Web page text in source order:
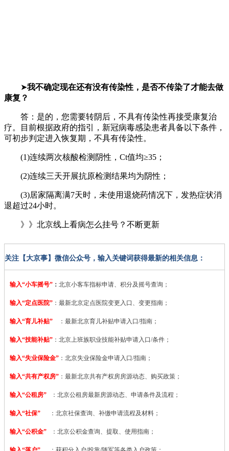
➤我不确定现在还有没有传染性，是否不传染了才能去做
康复？
答：是的，您需要转阴后，不具有传染性再接受康复治
疗。目前根据政府的指引，新冠病毒感染患者具备以下条件，
可初步判定进入恢复期，不具有传染性。
(1)连续两次核酸检测阴性，Ct值均≥35；
(2)连续三天开展抗原检测结果均为阴性；
(3)居家隔离满7天时，未使用退烧药情况下，发热症状消
退超过24小时。
》》北京线上看病怎么挂号？不断更新
关注【大京事】微信公众号，输入关键词获得最新的相关信息：
输入“小车摇号” ： 北京小客车指标申请、积分及摇号查询；
输入“定点医院” ： 最新北京定点医院变更入口、变更指南；
输入“育儿补贴” ：最新北京育儿补贴申请入口/指南；
输入“技能补贴” ： 北京上班族职业技能补贴申请入口/条件；
输入“失业保险金” ：北京失业保险金申请入口/指南；
输入“共有产权房” ：最新北京共有产权房房源动态、购买政策；
输入“公租房” ：北京公租房最新房源动态、申请条件及流程；
输入“社保” ：北京社保查询、补缴申请流程及材料；
输入“公积金” ：北京公积金查询、提取、使用指南；